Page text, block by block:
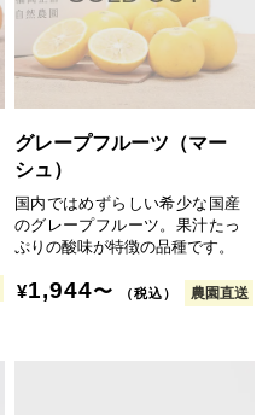
グレープフルーツ（マー
シュ）
国内ではめずらしい希少な国産
のグレープフルーツ。果汁たっ
ぷりの酸味が特徴の品種です。
¥1,944〜 （税込） 農園直送